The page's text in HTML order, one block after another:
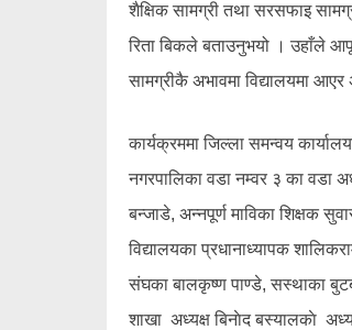
शैक्षिक सामग्री तथा सरसफाइ
रिता बिकले बताउनुभयो । उहाँले
सामग्रीकै अभावमा विद्यालयमा
कार्यक्रममा जिल्ला समन्वय
नगरपालिका वडा नम्वर ३ का वडा
बन्जाडे, अन्नपूर्ण माविका शिक्षक
विद्यालयका प्रधानाध्यापक
संघका बालकृष्ण पाण्डे, सस्थाका
शाखा अध्यक्ष बिनाेद बस्यालकाे